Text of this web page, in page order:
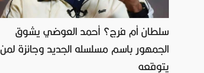
سلطان أم فرج؟ أحمد العوضي يشوق
الجمهور باسم مسلسله الجديد وجائزة لمن
يتوقعه